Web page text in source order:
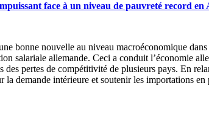
face à un niveau de pauvreté record en
bonne nouvelle au niveau macroéconomique
salariale allemande. Ceci a conduit l’économie
des pertes de compétitivité de plusieurs pays. En
la demande intérieure et soutenir les importations